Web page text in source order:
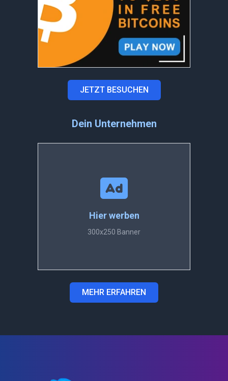
JETZT BESUCHEN
Dein Unternehmen
Hier werben
300x250 Banner
MEHR ERFAHREN